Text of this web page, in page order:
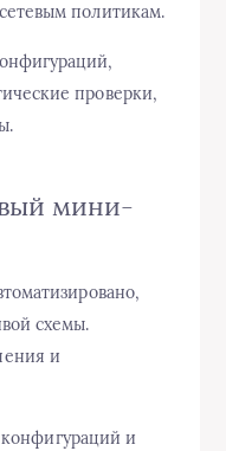
политикам.
проверки,
мини-
схемы.
и
и